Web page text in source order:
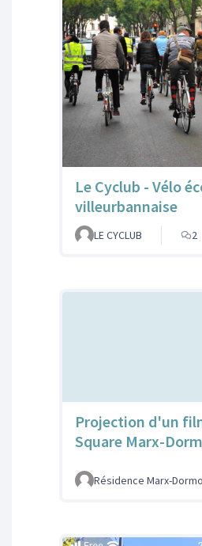
Le Cyclub - Vélo
villeurbannaise
LE CYCLUB
2
Projection d'un
Square Marx-
Résidence Marx-